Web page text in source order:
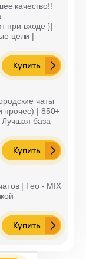
качество!!
при входе }|
цели |
Купить
чаты
прочее) | 850+
база
Купить
| Гео - MIX
Купить